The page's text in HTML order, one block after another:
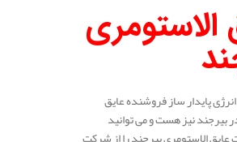
الاستومری
پایدار ساز فروشنده عایق
بیرجند نیز هست و می توانید